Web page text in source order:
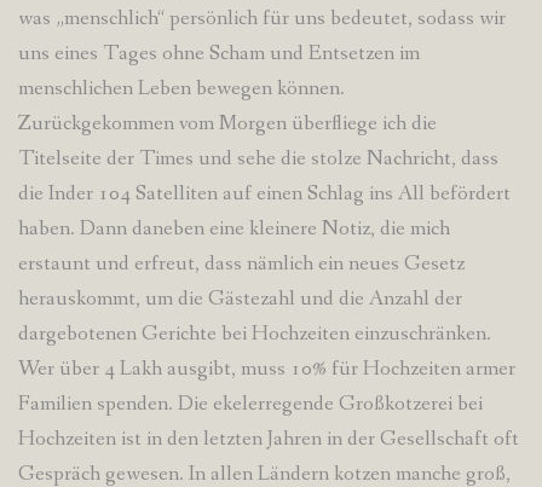
was „menschlich“ persönlich für uns bedeutet, sodass wir
uns eines Tages ohne Scham und Entsetzen im
menschlichen Leben bewegen können.
Zurückgekommen vom Morgen überfliege ich die
Titelseite der Times und sehe die stolze Nachricht, dass
die Inder 104 Satelliten auf einen Schlag ins All befördert
haben. Dann daneben eine kleinere Notiz, die mich
erstaunt und erfreut, dass nämlich ein neues Gesetz
herauskommt, um die Gästezahl und die Anzahl der
dargebotenen Gerichte bei Hochzeiten einzuschränken.
Wer über 4 Lakh ausgibt, muss 10% für Hochzeiten armer
Familien spenden. Die ekelerregende Großkotzerei bei
Hochzeiten ist in den letzten Jahren in der Gesellschaft oft
Gespräch gewesen. In allen Ländern kotzen manche groß,